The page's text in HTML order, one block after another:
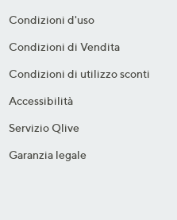
Condizioni d'uso
Condizioni di Vendita
Condizioni di utilizzo sconti
Accessibilità
Servizio Qlive
Garanzia legale